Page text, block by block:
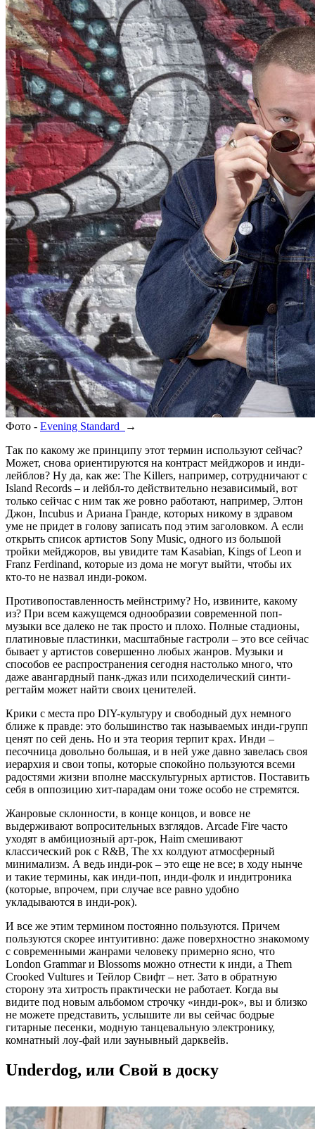
Фото - Evening Standard
→
Так по какому же принципу этот термин используют сейчас?
Может, снова ориентируются на контраст мейджоров и инди-
лейблов? Ну да, как же: The Killers, например, сотрудничают с
Island Records – и лейбл-то действительно независимый, вот
только сейчас с ним так же ровно работают, например, Элтон
Джон, Incubus и Ариана Гранде, которых никому в здравом
уме не придет в голову записать под этим заголовком. А если
открыть список артистов Sony Music, одного из большой
тройки мейджоров, вы увидите там Kasabian, Kings of Leon и
Franz Ferdinand, которые из дома не могут выйти, чтобы их
кто-то не назвал инди-роком.
Противопоставленность мейнстриму? Но, извините, какому
из? При всем кажущемся однообразии современной поп-
музыки все далеко не так просто и плохо. Полные стадионы,
платиновые пластинки, масштабные гастроли – это все сейчас
бывает у артистов совершенно любых жанров. Музыки и
способов ее распространения сегодня настолько много, что
даже авангардный панк-джаз или психоделический синти-
регтайм может найти своих ценителей.
Крики с места про DIY-культуру и свободный дух немного
ближе к правде: это большинство так называемых инди-групп
ценят по сей день. Но и эта теория терпит крах. Инди –
песочница довольно большая, и в ней уже давно завелась своя
иерархия и свои топы, которые спокойно пользуются всеми
радостями жизни вполне масскультурных артистов. Поставить
себя в оппозицию хит-парадам они тоже особо не стремятся.
Жанровые склонности, в конце концов, и вовсе не
выдерживают вопросительных взглядов. Arcade Fire часто
уходят в амбициозный арт-рок, Haim смешивают
классический рок с R&B, The xx колдуют атмосферный
минимализм. А ведь инди-рок – это еще не все; в ходу нынче
и такие термины, как инди-поп, инди-фолк и индитроника
(которые, впрочем, при случае все равно удобно
укладываются в инди-рок).
И все же этим термином постоянно пользуются. Причем
пользуются скорее интуитивно: даже поверхностно знакомому
с современными жанрами человеку примерно ясно, что
London Grammar и Blossoms можно отнести к инди, а Them
Crooked Vultures и Тейлор Свифт – нет. Зато в обратную
сторону эта хитрость практически не работает. Когда вы
видите под новым альбомом строчку «инди-рок», вы и близко
не можете представить, услышите ли вы сейчас бодрые
гитарные песенки, модную танцевальную электронику,
комнатный лоу-фай или заунывный дарквейв.
Underdog, или Свой в доску